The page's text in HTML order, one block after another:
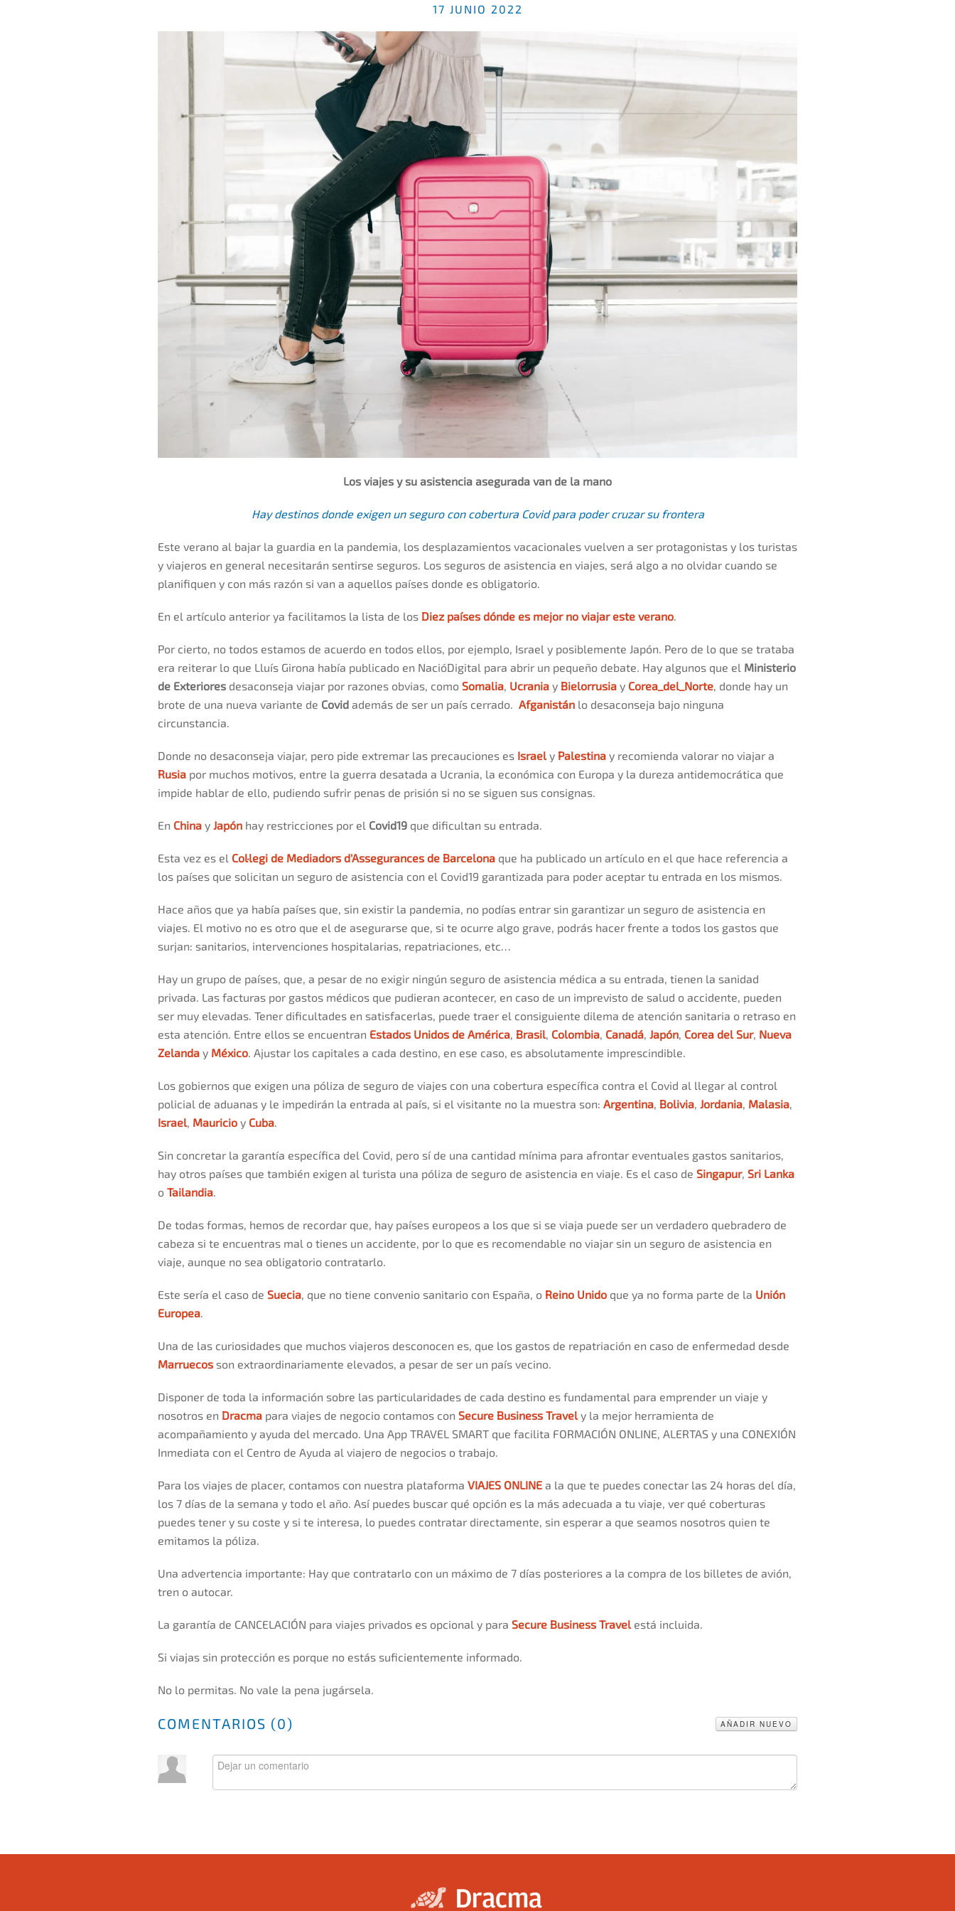
17 JUNIO 2022
Los viajes y su asistencia asegurada van de la mano
Hay destinos donde exigen un seguro con cobertura Covid para poder cruzar su frontera
Este verano al bajar la guardia en la pandemia, los desplazamientos vacacionales vuelven a ser protagonistas y los turistas
y viajeros en general necesitarán sentirse seguros. Los seguros de asistencia en viajes, será algo a no olvidar cuando se
planifiquen y con más razón si van a aquellos países donde es obligatorio.
En el artículo anterior ya facilitamos la lista de los Diez países dónde es mejor no viajar este verano.
Por cierto, no todos estamos de acuerdo en todos ellos, por ejemplo, Israel y posiblemente Japón. Pero de lo que se trataba
era reiterar lo que Lluís Girona había publicado en NacióDigital para abrir un pequeño debate. Hay algunos que el Ministerio
de Exteriores desaconseja viajar por razones obvias, como Somalia, Ucrania y Bielorrusia y Corea_del_Norte, donde hay un
brote de una nueva variante de Covid además de ser un país cerrado. Afganistán lo desaconseja bajo ninguna
circunstancia.
Donde no desaconseja viajar, pero pide extremar las precauciones es Israel y Palestina y recomienda valorar no viajar a
Rusia por muchos motivos, entre la guerra desatada a Ucrania, la económica con Europa y la dureza antidemocrática que
impide hablar de ello, pudiendo sufrir penas de prisión si no se siguen sus consignas.
En China y Japón hay restricciones por el Covid19 que dificultan su entrada.
Esta vez es el Col·legi de Mediadors d'Assegurances de Barcelona que ha publicado un artículo en el que hace referencia a
los países que solicitan un seguro de asistencia con el Covid19 garantizada para poder aceptar tu entrada en los mismos.
Hace años que ya había países que, sin existir la pandemia, no podías entrar sin garantizar un seguro de asistencia en
viajes. El motivo no es otro que el de asegurarse que, si te ocurre algo grave, podrás hacer frente a todos los gastos que
surjan: sanitarios, intervenciones hospitalarias, repatriaciones, etc…
Hay un grupo de países, que, a pesar de no exigir ningún seguro de asistencia médica a su entrada, tienen la sanidad
privada. Las facturas por gastos médicos que pudieran acontecer, en caso de un imprevisto de salud o accidente, pueden
ser muy elevadas. Tener dificultades en satisfacerlas, puede traer el consiguiente dilema de atención sanitaria o retraso en
esta atención. Entre ellos se encuentran Estados Unidos de América, Brasil, Colombia, Canadá, Japón, Corea del Sur, Nueva
Zelanda y México. Ajustar los capitales a cada destino, en ese caso, es absolutamente imprescindible.
Los gobiernos que exigen una póliza de seguro de viajes con una cobertura específica contra el Covid al llegar al control
policial de aduanas y le impedirán la entrada al país, si el visitante no la muestra son: Argentina, Bolivia, Jordania, Malasia,
Israel, Mauricio y Cuba.
Sin concretar la garantía específica del Covid, pero sí de una cantidad mínima para afrontar eventuales gastos sanitarios,
hay otros países que también exigen al turista una póliza de seguro de asistencia en viaje. Es el caso de Singapur, Sri Lanka
o Tailandia.
De todas formas, hemos de recordar que, hay países europeos a los que si se viaja puede ser un verdadero quebradero de
cabeza si te encuentras mal o tienes un accidente, por lo que es recomendable no viajar sin un seguro de asistencia en
viaje, aunque no sea obligatorio contratarlo.
Este sería el caso de Suecia, que no tiene convenio sanitario con España, o Reino Unido que ya no forma parte de la Unión
Europea.
Una de las curiosidades que muchos viajeros desconocen es, que los gastos de repatriación en caso de enfermedad desde
Marruecos son extraordinariamente elevados, a pesar de ser un país vecino.
Disponer de toda la información sobre las particularidades de cada destino es fundamental para emprender un viaje y
nosotros en Dracma para viajes de negocio contamos con Secure Business Travel y la mejor herramienta de
acompañamiento y ayuda del mercado. Una App TRAVEL SMART que facilita FORMACIÓN ONLINE, ALERTAS y una CONEXIÓN
Inmediata con el Centro de Ayuda al viajero de negocios o trabajo.
Para los viajes de placer, contamos con nuestra plataforma VIAJES ONLINE a la que te puedes conectar las 24 horas del día,
los 7 días de la semana y todo el año. Así puedes buscar qué opción es la más adecuada a tu viaje, ver qué coberturas
puedes tener y su coste y si te interesa, lo puedes contratar directamente, sin esperar a que seamos nosotros quien te
emitamos la póliza.
Una advertencia importante: Hay que contratarlo con un máximo de 7 días posteriores a la compra de los billetes de avión,
tren o autocar.
La garantía de CANCELACIÓN para viajes privados es opcional y para Secure Business Travel está incluida.
Si viajas sin protección es porque no estás suficientemente informado.
No lo permitas. No vale la pena jugársela.
COMENTARIOS (0) AÑADIR NUEVO